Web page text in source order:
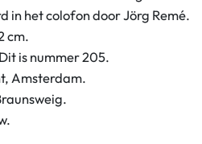
in het colofon door Jörg Remé.
cm.
is nummer 205.
Amsterdam.